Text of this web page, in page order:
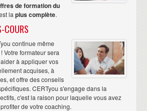
de formation du
la plus complète.
COURS
continue même
Votre formateur sera
à appliquer vos
acquises, à
et offre des conseils
CERTyou s'engage dans la
c'est la raison pour laquelle vous avez
de votre coaching.